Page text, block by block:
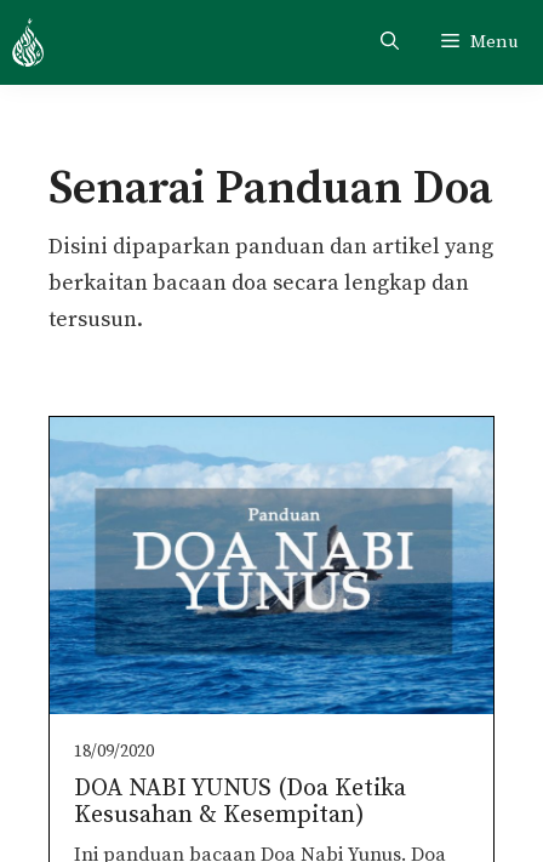
Skip
to
content
Menu
Senarai Panduan Doa
Disini dipaparkan panduan dan artikel yang
berkaitan bacaan doa secara lengkap dan
tersusun.
18/09/2020
DOA NABI YUNUS (Doa Ketika
Kesusahan & Kesempitan)
Ini panduan bacaan Doa Nabi Yunus. Doa